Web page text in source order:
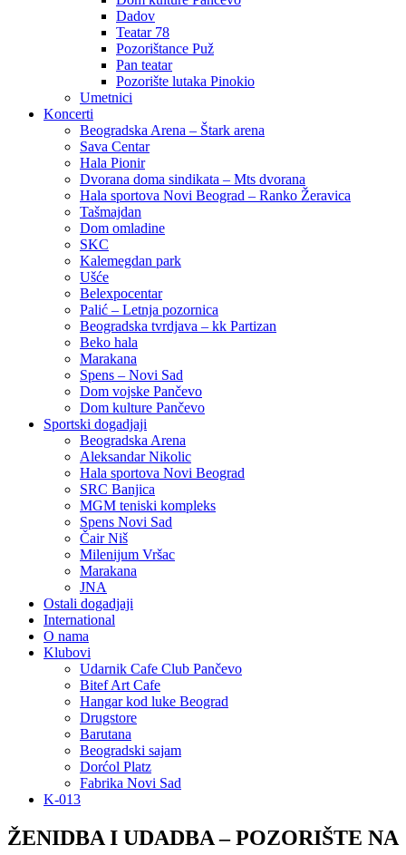
Dadov
Teatar 78
Pozorištance Puž
Pan teatar
Pozorište lutaka Pinokio
Umetnici
Koncerti
Beogradska Arena – Štark arena
Sava Centar
Hala Pionir
Dvorana doma sindikata – Mts dvorana
Hala sportova Novi Beograd – Ranko Žeravica
Tašmajdan
Dom omladine
SKC
Kalemegdan park
Ušće
Belexpocentar
Palić – Letnja pozornica
Beogradska tvrdjava – kk Partizan
Beko hala
Marakana
Spens – Novi Sad
Dom vojske Pančevo
Dom kulture Pančevo
Sportski dogadjaji
Beogradska Arena
Aleksandar Nikolic
Hala sportova Novi Beograd
SRC Banjica
MGM teniski kompleks
Spens Novi Sad
Čair Niš
Milenijum Vršac
Marakana
JNA
Ostali dogadjaji
International
O nama
Klubovi
Udarnik Cafe Club Pančevo
Bitef Art Cafe
Hangar kod luke Beograd
Drugstore
Barutana
Beogradski sajam
Dorćol Platz
Fabrika Novi Sad
K-013
ŽENIDBA I UDADBA – POZORIŠTE NA